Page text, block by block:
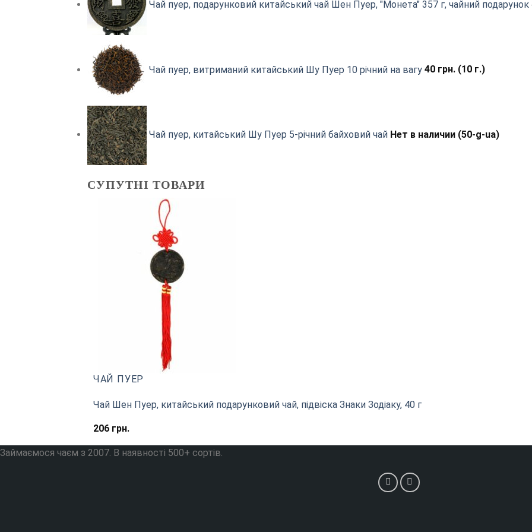
Чай пуер, подарунковий китайський чай Шен Пуер, "Монета" 357 г, чайний подарунок
Чай пуер, витриманий китайський Шу Пуер 10 річний на вагу 40 грн. (10 г.)
Чай пуер, китайський Шу Пуер 5-річний байховий чай Нет в наличии (50-g-ua)
СУПУТНІ ТОВАРИ
ЧАЙ ПУЕР
Чай Шен Пуер, китайський подарунковий чай, підвіска Знаки Зодіаку, 40 г
206грн.
Займаємося чаєм з 2007. В наявності 500+ сортів.